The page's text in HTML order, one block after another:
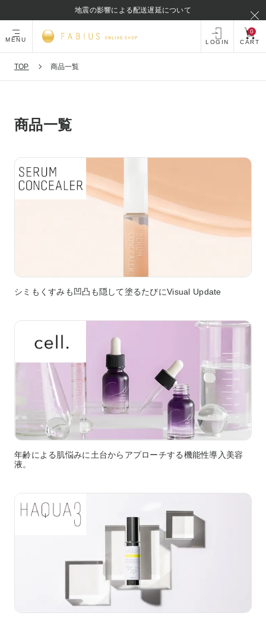
地震の影響による配送遅延について
MENU LOGIN
0
CART
TOP 商品一覧
商品一覧
シミもくすみも凹凸も隠して塗るたびにVisual Update
年齢による肌悩みに土台からアプローチする機能性導入美容
液。